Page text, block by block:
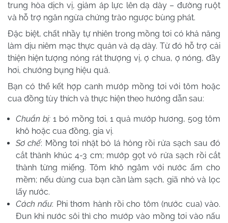
trung hòa dịch vị, giảm áp lực lên dạ dày – đường ruột
và hỗ trợ ngăn ngừa chứng trào ngược bùng phát.
Đặc biệt, chất nhầy tự nhiên trong mồng tơi có khả năng
làm dịu niêm mạc thực quản và dạ dày. Từ đó hỗ trợ cải
thiện hiện tượng nóng rát thượng vị, ợ chua, ợ nóng, đầy
hơi, chướng bụng hiệu quả.
Bạn có thể kết hợp canh mướp mồng tơi với tôm hoặc
cua đồng tùy thích và thực hiện theo hướng dẫn sau:
Chuẩn bị:1 bó mồng tơi, 1 quả mướp hương, 50g tôm
khô hoặc cua đồng, gia vị.
Sơ chế: Mồng tơi nhặt bỏ lá hỏng rồi rửa sạch sau đó
cắt thành khúc 4-3 cm; mướp gọt vỏ rửa sạch rồi cắt
thành từng miếng. Tôm khô ngâm với nước ấm cho
mềm; nếu dùng cua bạn cần làm sạch, giã nhỏ và lọc
lấy nước.
Cách nấu: Phi thơm hành rồi cho tôm (nước cua) vào.
Đun khi nước sôi thì cho mướp vào mồng tơi vào nấu